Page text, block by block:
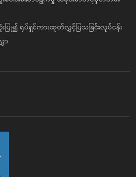
ရုပ်ရှင်ကားထုတ်လွှင့်ပြသခြင်းလုပ်ငန်း
ာ